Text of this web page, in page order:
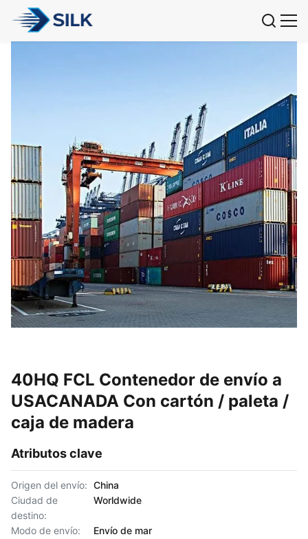
40HQ FCL Contenedor de envío a
USACANADA Con cartón / paleta /
caja de madera
Atributos clave
Origen del envío: China
Ciudad de
destino:
Worldwide
Modo de envío:
Envío de mar